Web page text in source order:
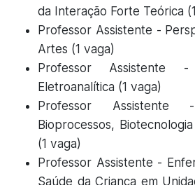
da Interação Forte Teórica
Professor Assistente -
Artes (1 vaga)
Professor Assistente -
Eletroanalítica (1 vaga)
Professor
Bioprocessos,
(1 vaga)
Professor Assistente -
Saúde da Criança em